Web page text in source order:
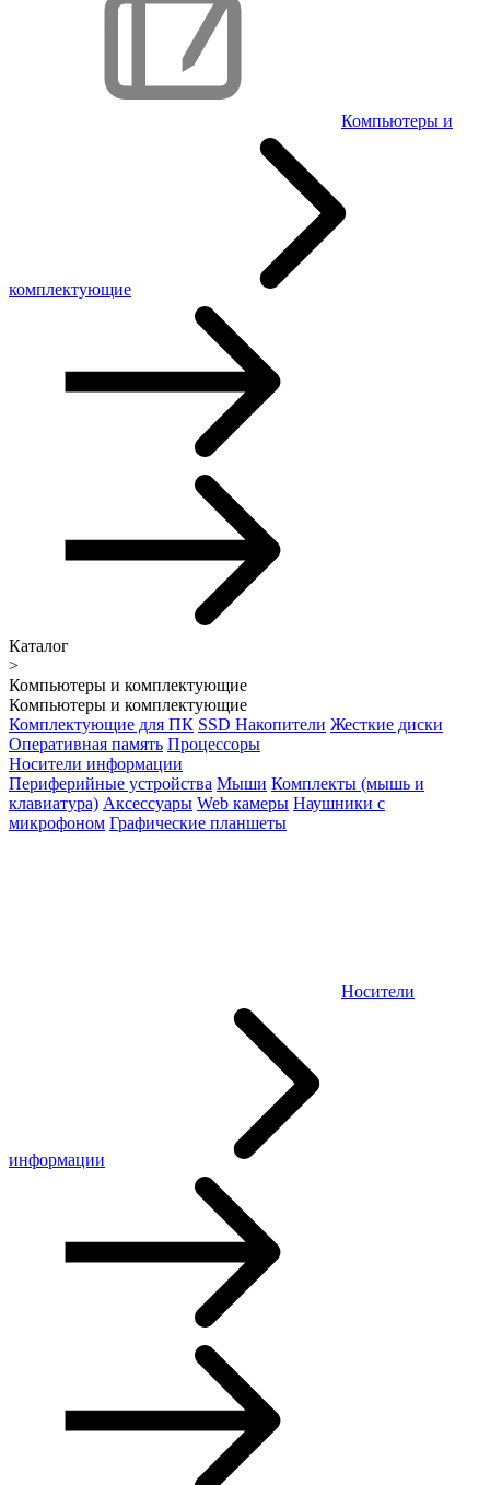
Компьютеры и
комплектующие
Каталог
>
Компьютеры и комплектующие
Компьютеры и комплектующие
Комплектующие для ПК SSD Накопители Жесткие диски
Оперативная память Процессоры
Носители информации
Периферийные устройства Мыши Комплекты (мышь и
клавиатура) Аксессуары Web камеры Наушники с
микрофоном Графические планшеты
Носители
информации